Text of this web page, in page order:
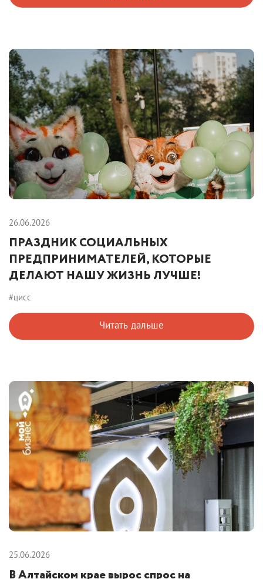
26.06.2026
ПРАЗДНИК СОЦИАЛЬНЫХ
ПРЕДПРИНИМАТЕЛЕЙ, КОТОРЫЕ
ДЕЛАЮТ НАШУ ЖИЗНЬ ЛУЧШЕ!
#цисс
Читать дальше
25.06.2026
В Алтайском крае вырос спрос на